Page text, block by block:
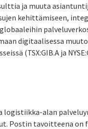
ja muuta
kehittämiseen,
digitaalisessa
(TSX:GIB.A ja
logistiikka-alan
Postin tavoitteena on